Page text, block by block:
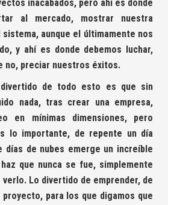
inacabados, pero ahí es donde
al mercado, mostrar nuestra
aunque el últimamente nos
y ahí es donde debemos luchar,
no, preciar nuestros éxitos.
de todo esto es que sin
nada, tras crear una empresa,
en mínimas dimensiones, pero
lo importante, de repente un día
días de nubes emerge un increíble
que nunca se fue, simplemente
verlo. Lo divertido de emprender, de
para los que digamos que